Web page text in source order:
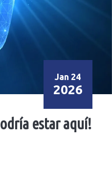
Jan 24
2026
estar aquí!